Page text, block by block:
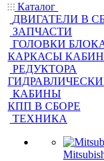
Каталог
ДВИГАТЕЛИ В
ЗАПЧАСТИ
ГОЛОВКИ
КАРКАСЫ КАБИН
РЕДУКТОРА
КАБИНЫ
КПП В СБОРЕ
ТЕХНИКА